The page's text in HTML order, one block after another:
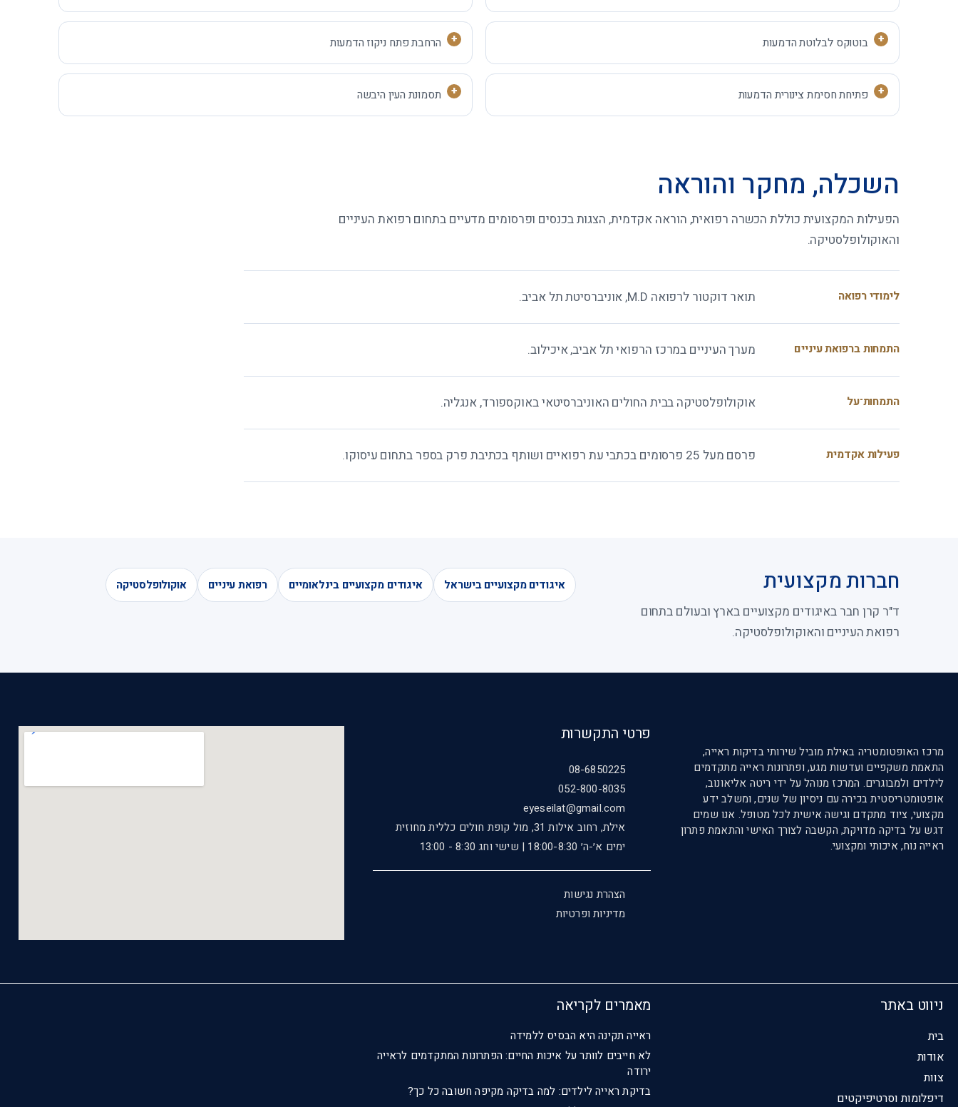
בוטוקס לבלוטת הדמעות הרחבת פתח ניקוז הדמעות
פתיחת חסימת צינורית הדמעות תסמונת העין היבשה
השכלה, מחקר והוראה
הפעילות המקצועית כוללת הכשרה רפואית, הוראה אקדמית, הצגות בכנסים ופרסומים מדעיים בתחום רפואת העיניים
והאוקולופלסטיקה.
לימודי רפואה תואר דוקטור לרפואה M.D, אוניברסיטת תל אביב.
התמחות ברפואת עיניים מערך העיניים במרכז הרפואי תל אביב, איכילוב.
התמחות־על אוקולופלסטיקה בבית החולים האוניברסיטאי באוקספורד, אנגליה.
פעילות אקדמית פרסם מעל 25 פרסומים בכתבי עת רפואיים ושותף בכתיבת פרק בספר בתחום עיסוקו.
חברות מקצועית
ד"ר קרן חבר באיגודים מקצועיים בארץ ובעולם בתחום
רפואת העיניים והאוקולופלסטיקה.
איגודים מקצועיים בישראל איגודים מקצועיים בינלאומיים רפואת עיניים אוקולופלסטיקה
מרכז האופטומטריה באילת מוביל שירותי בדיקות ראייה,
התאמת משקפיים ועדשות מגע, ופתרונות ראייה מתקדמים
לילדים ולמבוגרים. המרכז מנוהל על ידי ריטה אליאונוב,
אופטומטריסטית בכירה עם ניסיון של שנים, ומשלב ידע
מקצועי, ציוד מתקדם וגישה אישית לכל מטופל. אנו שמים
דגש על בדיקה מדויקת, הקשבה לצורך האישי והתאמת פתרון
ראייה נוח, איכותי ומקצועי.
פרטי התקשרות
08-6850225
052-800-8035
eyeseilat@gmail.com
אילת, רחוב אילות 31, מול קופת חולים כללית מחוזית
ימים א׳-ה׳ 18:00-8:30 | שישי וחג 8:30 - 13:00
הצהרת נגישות
מדיניות ופרטיות
ניווט באתר
בית
אודות
צוות
דיפלומות וסרטיפיקטים
מאמרים לקריאה
ראייה תקינה היא הבסיס ללמידה
לא חייבים לוותר על איכות החיים: הפתרונות המתקדמים לראייה
ירודה
בדיקת ראייה לילדים: למה בדיקה מקיפה חשובה כל כך?